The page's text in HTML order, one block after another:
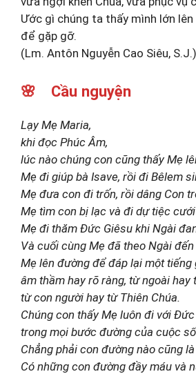
Ước gì chúng ta thấy mình lớn
để gặp gỡ.
(Lm. Antôn Nguyễn Cao Siêu, S.J.)
🌸 Cầu nguyện
Lạy Mẹ Maria,
khi đọc Phúc Âm,
lúc nào chúng con cũng thấy Mẹ
Mẹ đi giúp bà Isave, rồi đi Bêlem
Mẹ đưa con đi trốn, rồi dâng Con
Mẹ tìm con bị lạc và đi dự tiệc cưới
Mẹ đi thăm Đức Giêsu khi Ngài
Và cuối cùng Mẹ đã theo Ngài đến
Mẹ lên đường để đáp lại một tiếng
âm thầm hay rõ ràng, từ ngoài hay
từ con người hay từ Thiên Chúa.
Chúng con thấy Mẹ luôn đi với
trong mọi bước đường của cuộc
Chẳng phải con đường nào cũng
Có những con đường đầy máu và